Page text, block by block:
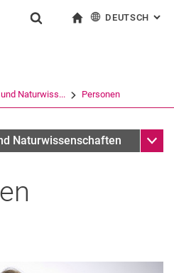
Springe direkt zu: Inhalt
Springe direkt zu: Suche
Springe direkt zu:
(öffnet externen Link in einem
DEUTSCH :
Naturwiss... Personen
Naturwissenschaften